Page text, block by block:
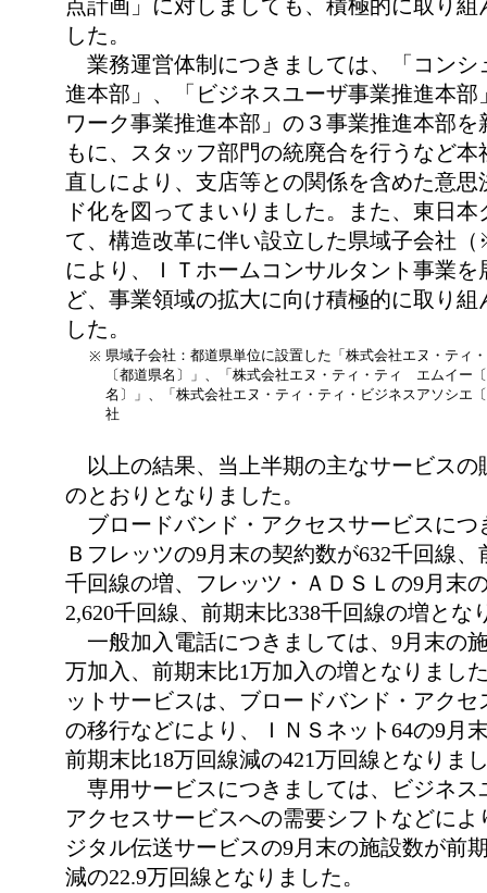
点計画」に対しましても、積極的に取り組
した。
業務運営体制につきましては、「コンシ
進本部」、「ビジネスユーザ事業推進本部
ワーク事業推進本部」の３事業推進本部を
もに、スタッフ部門の統廃合を行うなど本
直しにより、支店等との関係を含めた意思
ド化を図ってまいりました。また、東日
て、構造改革に伴い設立した県域子会社
により、ＩＴホームコンサルタント事業を
ど、事業領域の拡大に向け積極的に取り組
した。
※ 県域子会社：都道県単位に設置した「株式会社エヌ・ティ
〔都道県名〕」、「株式会社エヌ・ティ・ティ エムイー
名〕」、「株式会社エヌ・ティ・ティ・ビジネスアソシエ
社
以上の結果、当上半期の主なサービスの
のとおりとなりました。
ブロードバンド・アクセスサービスにつ
Ｂフレッツの9月末の契約数が632千回線、
千回線の増、フレッツ・ＡＤＳＬの9月末
2,620千回線、前期末比338千回線の増とな
一般加入電話につきましては、9月末の
万加入、前期末比1万加入の増となりまし
ットサービスは、ブロードバンド・アクセ
の移行などにより、ＩＮＳネット64の9月
前期末比18万回線減の421万回線となりま
専用サービスにつきましては、ビジネス
アクセスサービスへの需要シフトなどによ
ジタル伝送サービスの9月末の施設数が前
減の22.9万回線となりました。